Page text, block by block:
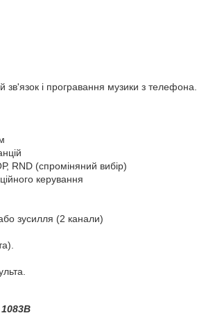
і програвання музики з телефона.
RND (спроміняний вибір)
керування
зусилля (2 канали)